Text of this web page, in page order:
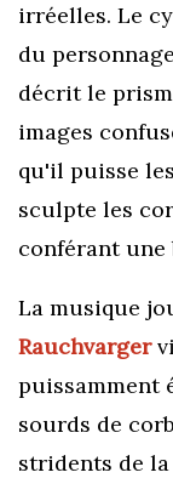
irréelles. Le
du
décrit le
images
qu'il puisse
sculpte les
conférant une
La musique
Rauchvarger
puissamment
sourds de
stridents de